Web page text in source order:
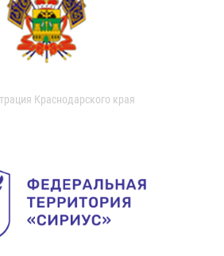
Краснодарского края